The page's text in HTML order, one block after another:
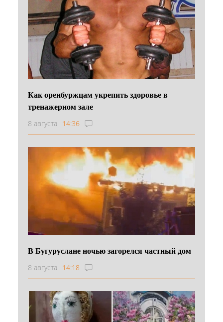
Как оренбуржцам укрепить здоровье в
тренажерном зале
8 августа 14:36
В Бугуруслане ночью загорелся частный дом
8 августа 14:18